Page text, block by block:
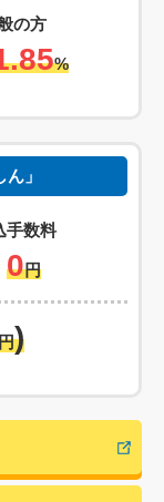
の方
%
」
手数料
0円
)